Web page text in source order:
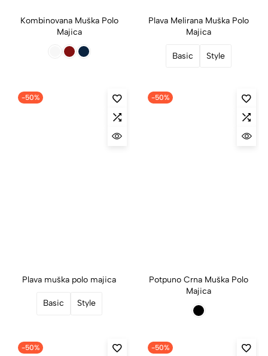
Kombinovana Muška Polo
Majica
Plava Melirana Muška Polo
Majica
Basic Style
-50%
Plava muška polo majica
Basic Style
-50%
Potpuno Crna Muška Polo
Majica
-50% -50%